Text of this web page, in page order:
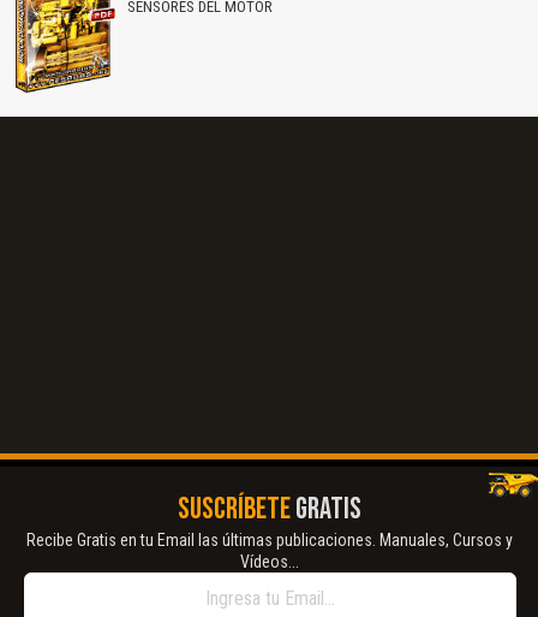
SENSORES DEL MOTOR
SUSCRÍBETEGRATIS
Recibe Gratis en tu Email las últimas publicaciones. Manuales, Cursos y
Vídeos...